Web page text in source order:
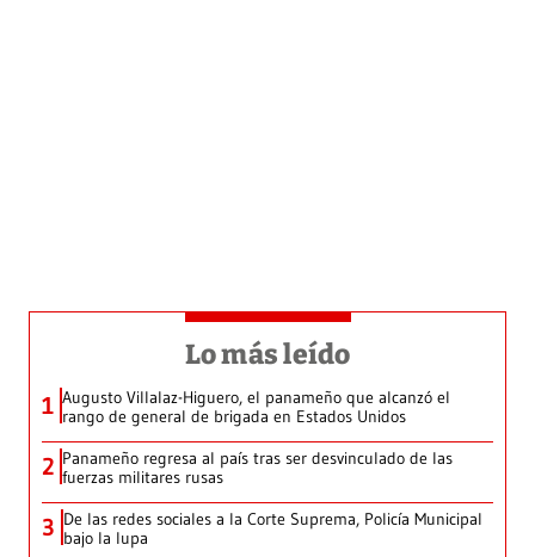
Lo más leído
1 Augusto Villalaz-Higuero, el panameño que alcanzó el
rango de general de brigada en Estados Unidos
2 Panameño regresa al país tras ser desvinculado de las
fuerzas militares rusas
3 De las redes sociales a la Corte Suprema, Policía Municipal
bajo la lupa